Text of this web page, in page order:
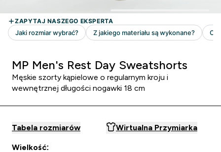
MP Men's Rest Day Sweatshorts
Męskie szorty kąpielowe o regularnym kroju i
wewnętrznej długości nogawki 18 cm
Tabela rozmiarów Wirtualna Przymiarka
Wielkość: